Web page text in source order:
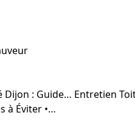
Dijon : Guide… Entretien
à Éviter •…